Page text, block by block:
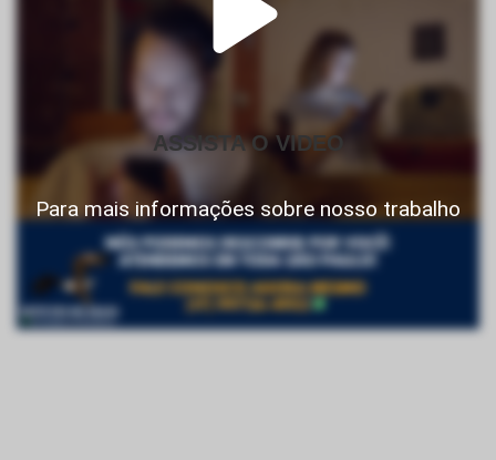
ASSISTA O VIDEO
Para mais informações sobre nosso trabalho